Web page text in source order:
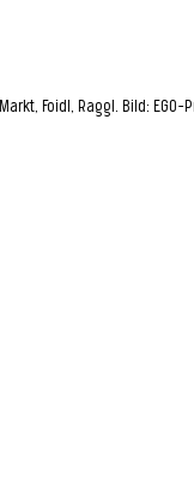
Markt, Foidl, Raggl. Bild: